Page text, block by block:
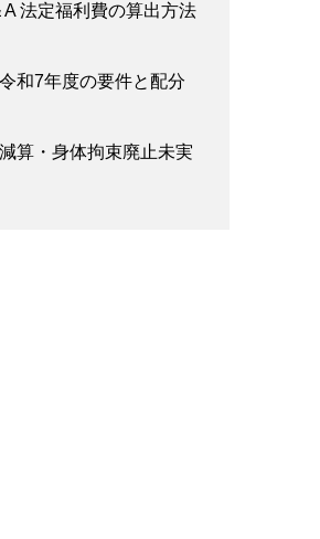
法定福利費の算出方法
和7年度の要件と配分
算・身体拘束廃止未実